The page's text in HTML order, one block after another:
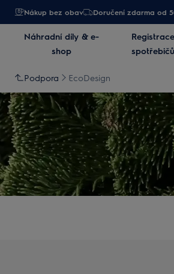
Nákup bez obav Doručení zdarma od
Náhradní díly & e-
shop
Registrace
spotřebičů
Podpora EcoDesign